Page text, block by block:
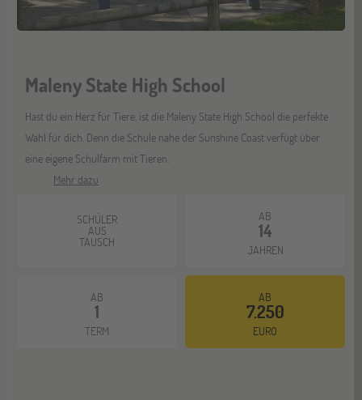
07
NOV
Bochum
07
NOV Jugendbildungsmesse JuBi
ONLINE
Schüleraustausch-Infoabend (Europa)
Jugendbildungsmesse JuBi
Maleny State High School
Hast du ein Herz für Tiere, ist die Maleny State High School die perfekte
Wahl für dich. Denn die Schule nahe der Sunshine Coast verfügt über
eine eigene Schulfarm mit Tieren.
Mehr dazu
SCHÜLER
AUS
TAUSCH
AB
14
JAHREN
AB
1
TERM
AB
7.250
EURO